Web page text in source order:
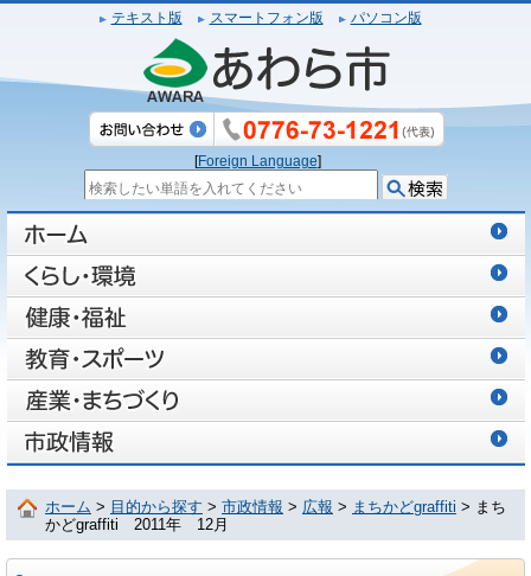
テキスト版 スマートフォン版 パソコン版
[Foreign Language]
ホーム > 目的から探す > 市政情報 > 広報 > まちかどgraffiti > まち
かどgraffiti 2011年 12月